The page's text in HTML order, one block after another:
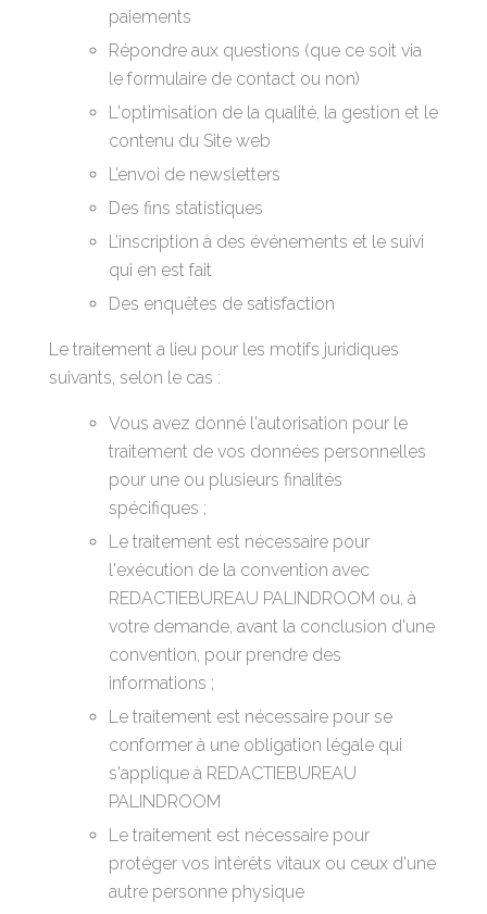
paiements
Répondre aux questions (que ce soit via
le formulaire de contact ou non)
L'optimisation de la qualité, la gestion et le
contenu du Site web
L’envoi de newsletters
Des fins statistiques
L’inscription à des événements et le suivi
qui en est fait
Des enquêtes de satisfaction
Le traitement a lieu pour les motifs juridiques
suivants, selon le cas :
Vous avez donné l'autorisation pour le
traitement de vos données personnelles
pour une ou plusieurs finalités
spécifiques ;
Le traitement est nécessaire pour
l'exécution de la convention avec
REDACTIEBUREAU PALINDROOM ou, à
votre demande, avant la conclusion d'une
convention, pour prendre des
informations ;
Le traitement est nécessaire pour se
conformer à une obligation légale qui
s'applique à REDACTIEBUREAU
PALINDROOM
Le traitement est nécessaire pour
protéger vos intérêts vitaux ou ceux d'une
autre personne physique